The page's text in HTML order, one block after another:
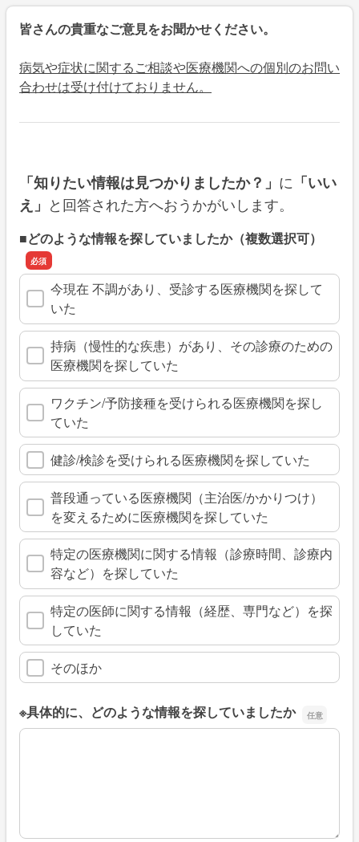
皆さんの貴重なご意見をお聞かせください。
病気や症状に関するご相談や医療機関への個別のお問い
合わせは受け付けておりません。
「知りたい情報は見つかりましたか？」 に 「いい
え」 と回答された方へおうかがいします。
■どのような情報を探していましたか（複数選択可）
今現在 不調があり、受診する医療機関を探して
いた
持病（慢性的な疾患）があり、その診療のための
医療機関を探していた
ワクチン/予防接種を受けられる医療機関を探し
ていた
健診/検診を受けられる医療機関を探していた
普段通っている医療機関（主治医/かかりつけ）
を変えるために医療機関を探していた
特定の医療機関に関する情報（診療時間、診療内
容など）を探していた
特定の医師に関する情報（経歴、専門など）を探
していた
そのほか
※具体的に、どのような情報を探していましたか
※具体的に、どのような情報を探していましたか